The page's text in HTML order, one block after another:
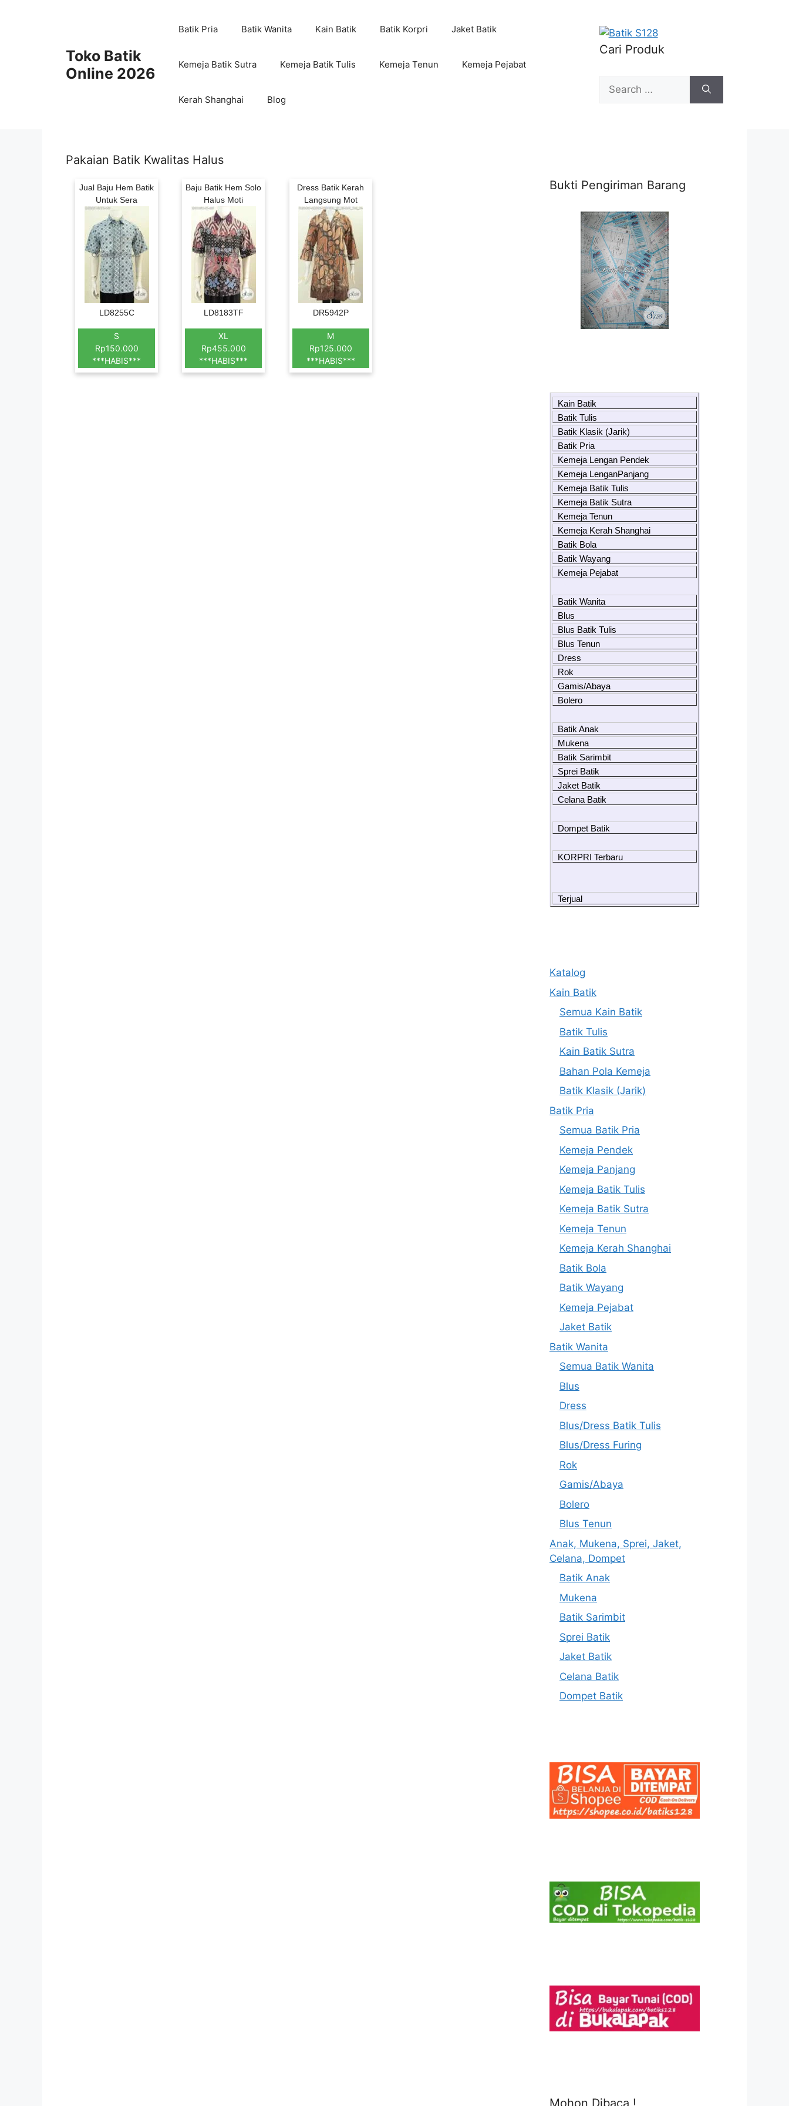
Toko Batik
Online 2026
Batik Pria Batik Wanita Kain Batik Batik Korpri Jaket Batik
Kemeja Batik Sutra Kemeja Batik Tulis Kemeja Tenun Kemeja Pejabat
Kerah Shanghai Blog
Cari Produk
Search
for:
Pakaian Batik Kwalitas Halus
Jual Baju Hem Batik
Untuk Sera
LD8255C
S
Rp150.000
***HABIS***
Baju Batik Hem Solo
Halus Moti
LD8183TF
XL
Rp455.000
***HABIS***
Dress Batik Kerah
Langsung Mot
DR5942P
M
Rp125.000
***HABIS***
Bukti Pengiriman Barang
Kain Batik
Batik Tulis
Batik Klasik (Jarik)
Batik Pria
Kemeja Lengan Pendek
Kemeja LenganPanjang
Kemeja Batik Tulis
Kemeja Batik Sutra
Kemeja Tenun
Kemeja Kerah Shanghai
Batik Bola
Batik Wayang
Kemeja Pejabat
Batik Wanita
Blus
Blus Batik Tulis
Blus Tenun
Dress
Rok
Gamis/Abaya
Bolero
Batik Anak
Mukena
Batik Sarimbit
Sprei Batik
Jaket Batik
Celana Batik
Dompet Batik
KORPRI Terbaru
Terjual
Katalog
Kain Batik
Semua Kain Batik
Batik Tulis
Kain Batik Sutra
Bahan Pola Kemeja
Batik Klasik (Jarik)
Batik Pria
Semua Batik Pria
Kemeja Pendek
Kemeja Panjang
Kemeja Batik Tulis
Kemeja Batik Sutra
Kemeja Tenun
Kemeja Kerah Shanghai
Batik Bola
Batik Wayang
Kemeja Pejabat
Jaket Batik
Batik Wanita
Semua Batik Wanita
Blus
Dress
Blus/Dress Batik Tulis
Blus/Dress Furing
Rok
Gamis/Abaya
Bolero
Blus Tenun
Anak, Mukena, Sprei, Jaket,
Celana, Dompet
Batik Anak
Mukena
Batik Sarimbit
Sprei Batik
Jaket Batik
Celana Batik
Dompet Batik
Mohon Dibaca !